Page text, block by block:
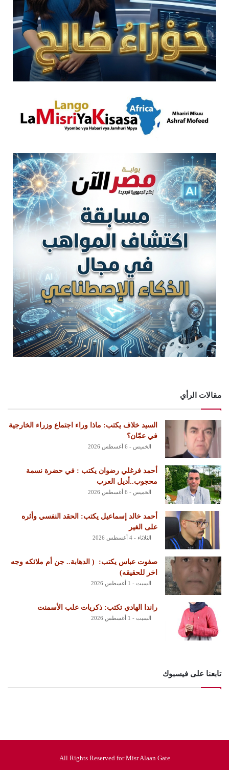
مقالات الرأي
السيد خلاف يكتب: ماذا وراء اجتماع وزراء الخارجية
في عمّان؟
الخميس - 6 أغسطس 2026
أحمد فرغلي رضوان يكتب : في حضرة نسمة
محجوب..أديل العرب
الخميس - 6 أغسطس 2026
أحمد خالد إسماعيل يكتب: الحقد النفسي وأثره
على الغير
الثلاثاء - 4 أغسطس 2026
‏صفوت عباس يكتب: ‏ ‏( الدهابة.. جن أم ملائكه وجه
اخر للحقيقه)
السبت - 1 أغسطس 2026
راندا الهادي تكتب: ذكريات علب الأسمنت
السبت - 1 أغسطس 2026
تابعنا على فيسبوك
All Rights Reserved for Misr Alaan Gate